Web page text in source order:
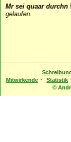
Mr sei quaar durchn
gelaufen.
Mitwirkende · Statistik
©